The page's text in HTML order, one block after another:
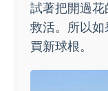
試著把開過
救活。所以
買新球根。